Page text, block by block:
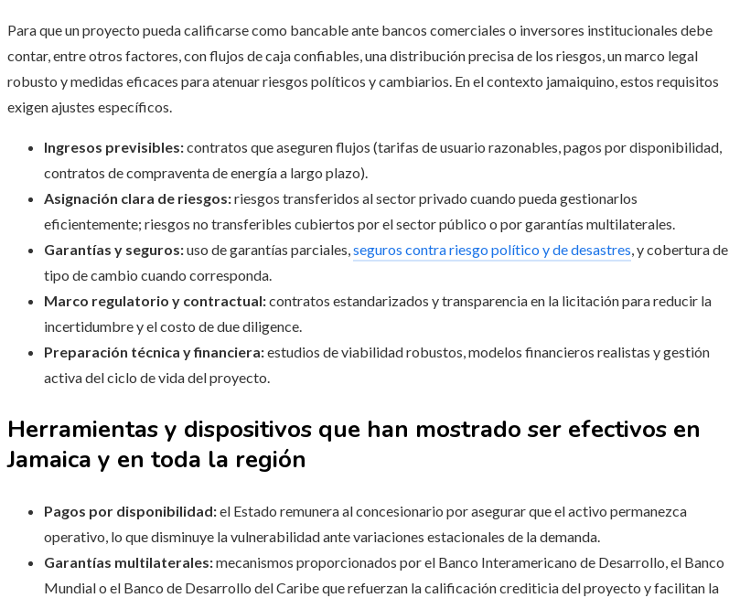
Para que un proyecto pueda calificarse como bancable ante bancos comerciales o inversores institucionales debe
contar, entre otros factores, con flujos de caja confiables, una distribución precisa de los riesgos, un marco legal
robusto y medidas eficaces para atenuar riesgos políticos y cambiarios. En el contexto jamaiquino, estos requisitos
exigen ajustes específicos.
Ingresos previsibles:contratos que aseguren flujos (tarifas de usuario razonables, pagos por disponibilidad,
contratos de compraventa de energía a largo plazo).
Asignación clara de riesgos:riesgos transferidos al sector privado cuando pueda gestionarlos
eficientemente; riesgos no transferibles cubiertos por el sector público o por garantías multilaterales.
Garantías y seguros:uso de garantías parciales,seguros contra riesgo político y de desastres, y cobertura de
tipo de cambio cuando corresponda.
Marco regulatorio y contractual:contratos estandarizados y transparencia en la licitación para reducir la
incertidumbre y el costo de due diligence.
Preparación técnica y financiera:estudios de viabilidad robustos, modelos financieros realistas y gestión
activa del ciclo de vida del proyecto.
Herramientas y dispositivos que han mostrado ser efectivos en
Jamaica y en toda la región
Pagos por disponibilidad:el Estado remunera al concesionario por asegurar que el activo permanezca
operativo, lo que disminuye la vulnerabilidad ante variaciones estacionales de la demanda.
Garantías multilaterales:mecanismos proporcionados por el Banco Interamericano de Desarrollo, el Banco
Mundial o el Banco de Desarrollo del Caribe que refuerzan la calificación crediticia del proyecto y facilitan la